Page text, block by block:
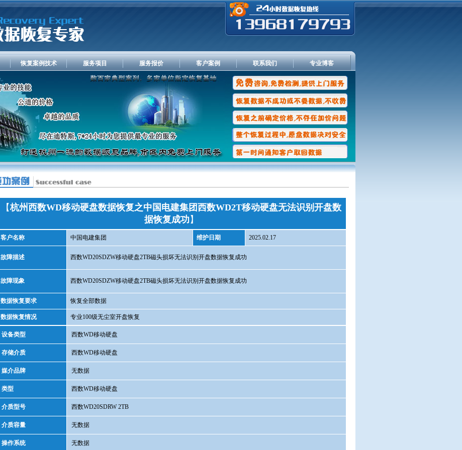
恢复案例技术 服务项目 服务报价 客户案例 联系我们 专业博客
【杭州西数WD移动硬盘数据恢复之中国电建集团西数WD2T移动硬盘无法识别开盘数
据恢复成功 】
客户名称 中国电建集团 维护日期 2025.02.17
故障描述 西数WD20SDZW移动硬盘2TB磁头损坏无法识别开盘数据恢复成功
故障现象 西数WD20SDZW移动硬盘2TB磁头损坏无法识别开盘数据恢复成功
数据恢复要求 恢复全部数据
数据恢复情况 专业100级无尘室开盘恢复
设备类型 西数WD移动硬盘
存储介质 西数WD移动硬盘
媒介品牌 无数据
类型 西数WD移动硬盘
介质型号 西数WD20SDRW 2TB
介质容量 无数据
操作系统 无数据